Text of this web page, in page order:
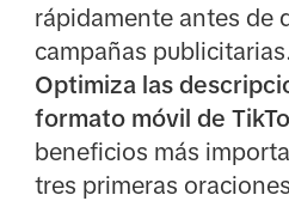
rápidamente antes de
campañas publicitarias.
Optimiza las
formato móvil de
beneficios más
tres primeras